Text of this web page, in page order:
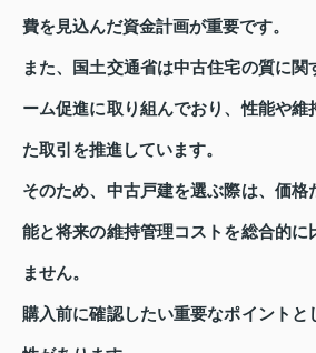
費を見込んだ資金計画が重要です。
また、国土交通省は中古住宅の質に関
ーム促進に取り組んでおり、性能や維
た取引を推進しています。
そのため、中古戸建を選ぶ際は、価格
能と将来の維持管理コストを総合的に
ません。
購入前に確認したい重要なポイントと